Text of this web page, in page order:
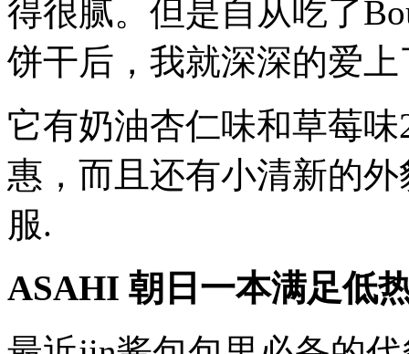
得很腻。但是自从吃了
饼干后，我就深深的爱上
它有奶油杏仁味和草莓
惠，而且还有小清新的
服.
ASAHI 朝日一本满足低